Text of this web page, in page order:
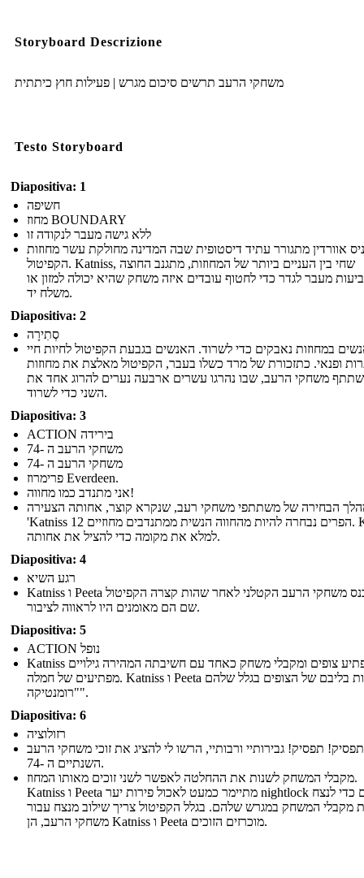
Storyboard Descrizione
משחקי הרעב תרשים סיכום מגרש | פעילות חוץ כיתתית
Testo Storyboard
Diapositiva: 1
חשיפה
מחוז BOUNDARY
ללא גישה מעבר לנקודה זו
אוורדין מתגורר עתיד דיסטופית שבה המדינה מחולקת עשר מחוזות
הקפיטול. Katniss, שחי בין העניים ביותר של המחוזות, מתגנב החוצה
מעבר לגדר כדי לחטוף עובדים איזה משחק שהיא יכולה למזון או
משלח יד.
Diapositiva: 2
סְתִירָה
במחוזות נאבקים כדי לשרוד. האנשים בגבעת הקפיטול לחיות חיי
ופנאי. כתזכורת של מרד כשלו בעבר, הקפיטול מאלצת את מחוזות
משחקי הרעב, שבו נהרגו עשרים ארבעה נערים להרוג אחד את
השני כדי לשרוד.
Diapositiva: 3
ACTION בירידה
משחקי הרעב ה -74
משחקי הרעב ה -74
פרימרוז Everdeen.
אני מתנדב כמו מחווה!
הבחירה של משתתפי משחקי רעב, שנקרא קוצר, אחותה הצעירה
'Katniss הפרים נבחרה להיות מהחווה הנשית ממתנדבים מחוזיים 12. Katniss
למלא את מקומה כדי להציל את אחותה.
Diapositiva: 4
רגע השיא
Katniss ו Peeta להיכנס משחקי הרעב הקטלני לאחר שהות קצרה הקפיטול
שם הם מאומנים היו לראווה לציבור.
Diapositiva: 5
ACTION נופל
Katniss מפתיע צופים ומקבלי משחק כאחד עם חשיבתה המהירה גילויים
מפתיעים של חמלה. Katniss ו Peeta לזכות בליבם של הצופים בגלל שלהם
"רומנטיקה".
Diapositiva: 6
רזולוציה
תפסיק! תפסיק! גבירותיי ורבותיי, הרשו לי להציג את זוכי משחקי הרעב
השנתיים ה -74.
מקבלי המשחק לשנות את ההחלטה לאפשר לשני זוכים מאותו המחוז.
Katniss ו Peeta מתיימר כמעט לאכול פירות יער nightlock רעילים כדי לנצח
מקבלי המשחק במגרש שלהם. בגלל הקפיטול צריך שילוב מנצח עבור
משחקי הרעב, הן Katniss ו Peeta מוכרזים הזוכים.